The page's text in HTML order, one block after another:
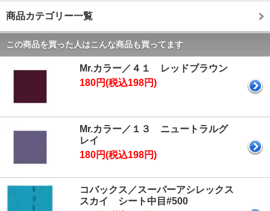
商品カテゴリー一覧
この商品を買った人はこんな商品も買ってます
Mr.カラー／４１ レッドブラウン
180円(税込198円)
Mr.カラー／１３ ニュートラルグ
レイ
180円(税込198円)
コバックス／スーパーアシレックス
スカイ シート中目#500